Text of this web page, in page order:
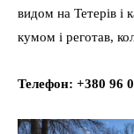
видом на Тетерів і
кумом і реготав,
Телефон: +380 96